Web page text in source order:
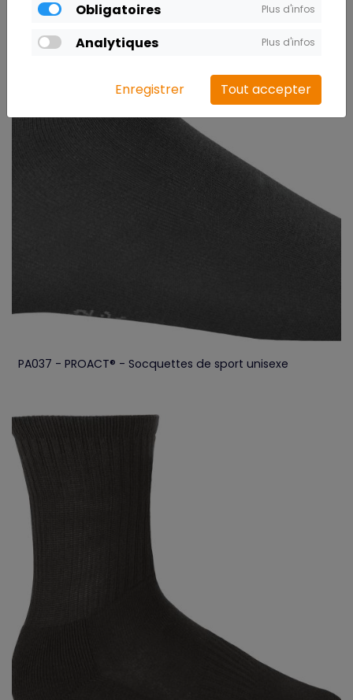
PA037 - PROACT® - Socquettes de sport unisexe
Obligatoires Plus d'infos
Analytiques Plus d'infos
Enregistrer Tout accepter